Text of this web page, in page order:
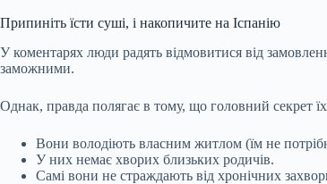
Припиніть їсти суші, і накопичите на Іспанію
У коментарях люди радять відмовитися від
заможними.
Однак, правда полягає в тому, що головний секрет
Вони володіють власним житлом (їм не
У них немає хворих близьких родичів.
Самі вони не страждають від хронічних